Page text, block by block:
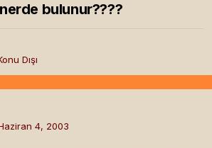
bulunur????
Dışı
4, 2003